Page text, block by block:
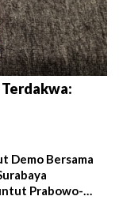
Demo Bersama
Prabowo-